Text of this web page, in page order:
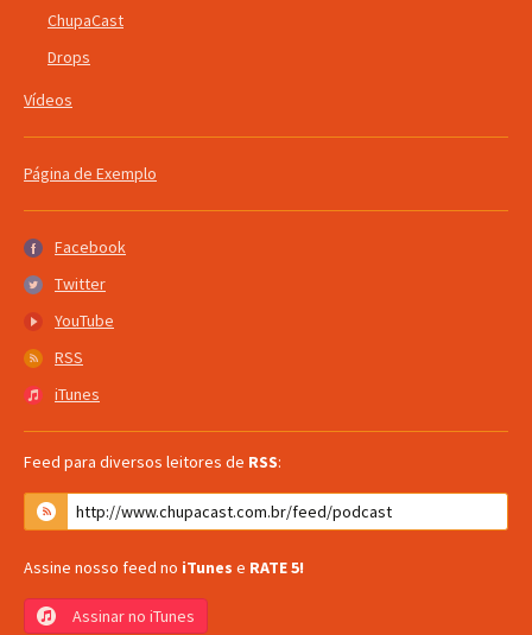
ChupaCast
Drops
Vídeos
Página de Exemplo
Facebook
Facebook
Twitter
Twitter
YouTube
YouTube
RSS
RSS
iTunes
iTunes
Feed para diversos leitores de RSS:
Assine nosso feed no iTunes e RATE 5!
Assinar no iTunes